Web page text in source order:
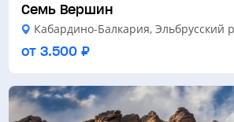
Семь Вершин
Кабардино-Балкария, Эльбрусский
от 3.500 ₽